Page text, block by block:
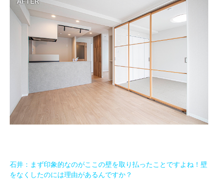
石井：まず印象的なのがここの壁を取り払ったことですよね！壁
をなくしたのには理由があるんですか？